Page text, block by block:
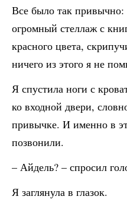
Все было так привычно:
огромный стеллаж с
красного цвета,
ничего из этого я не
Я спустила ноги с
ко входной двери,
привычке. И именно в
позвонили.
– Айдель? – спросил
Я заглянула в глазок.